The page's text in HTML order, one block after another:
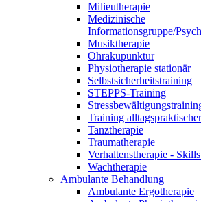
Milieutherapie
Medizinische
Informationsgruppe/
Musiktherapie
Ohrakupunktur
Physiotherapie stationär
Selbstsicherheitstraining
STEPPS-Training
Training
Tanztherapie
Traumatherapie
Verhaltenstherapie -
Wachtherapie
Ambulante Behandlung
Ambulante Ergotherapie